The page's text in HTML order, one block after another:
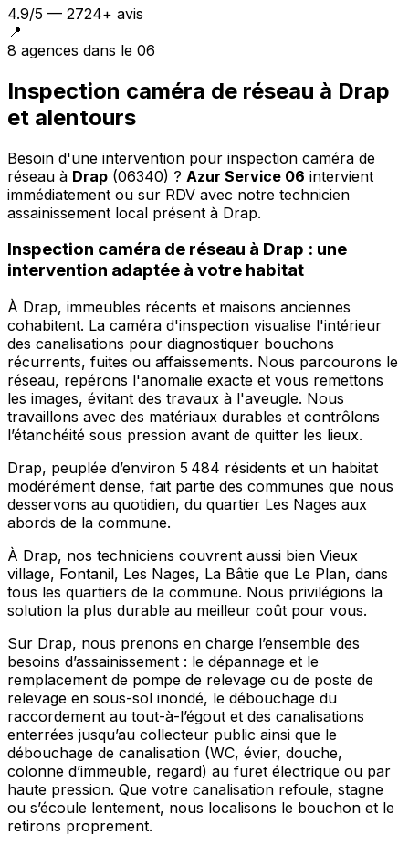
4.9/5 — 2724+ avis
📍
8 agences dans le 06
Inspection caméra de réseau à Drap
et alentours
Besoin d'une intervention pour inspection caméra de
réseau à Drap (06340) ? Azur Service 06 intervient
immédiatement ou sur RDV avec notre technicien
assainissement local présent à Drap.
Inspection caméra de réseau à Drap : une
intervention adaptée à votre habitat
À Drap, immeubles récents et maisons anciennes
cohabitent. La caméra d'inspection visualise l'intérieur
des canalisations pour diagnostiquer bouchons
récurrents, fuites ou affaissements. Nous parcourons le
réseau, repérons l'anomalie exacte et vous remettons
les images, évitant des travaux à l'aveugle. Nous
travaillons avec des matériaux durables et contrôlons
l’étanchéité sous pression avant de quitter les lieux.
Drap, peuplée d’environ 5 484 résidents et un habitat
modérément dense, fait partie des communes que nous
desservons au quotidien, du quartier Les Nages aux
abords de la commune.
À Drap, nos techniciens couvrent aussi bien Vieux
village, Fontanil, Les Nages, La Bâtie que Le Plan, dans
tous les quartiers de la commune. Nous privilégions la
solution la plus durable au meilleur coût pour vous.
Sur Drap, nous prenons en charge l’ensemble des
besoins d’assainissement : le dépannage et le
remplacement de pompe de relevage ou de poste de
relevage en sous-sol inondé, le débouchage du
raccordement au tout-à-l’égout et des canalisations
enterrées jusqu’au collecteur public ainsi que le
débouchage de canalisation (WC, évier, douche,
colonne d’immeuble, regard) au furet électrique ou par
haute pression. Que votre canalisation refoule, stagne
ou s’écoule lentement, nous localisons le bouchon et le
retirons proprement.